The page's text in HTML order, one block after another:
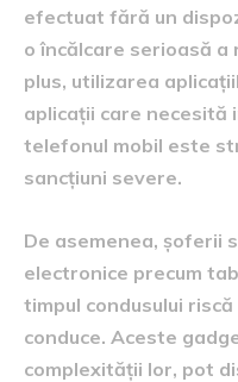
efectuat fără un
o încălcare serioasă
plus, utilizarea
aplicații care necesită
telefonul mobil este
sancțiuni severe.
De asemenea, șoferii
electronice precum
timpul condusului
conduce. Aceste
complexității lor, pot